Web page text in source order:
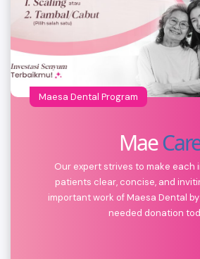
Maesa Dental Program
Mae
Our expert strives to make each
patients clear, concise, and
important work of Maesa Dental
needed donation